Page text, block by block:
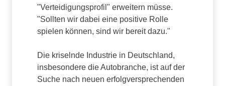
"Verteidigungsprofil" erweitern müsse.
"Sollten wir dabei eine positive Rolle
spielen können, sind wir bereit dazu."
Die kriselnde Industrie in Deutschland,
insbesondere die Autobranche, ist auf der
Suche nach neuen erfolgversprechenden